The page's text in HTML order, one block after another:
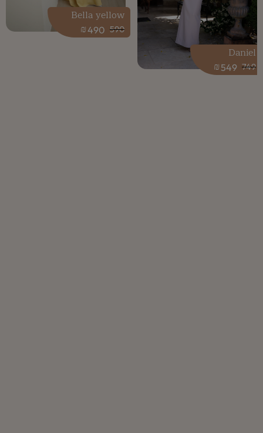
749
549
₪
Daniel
590
490
₪
Bella yellow